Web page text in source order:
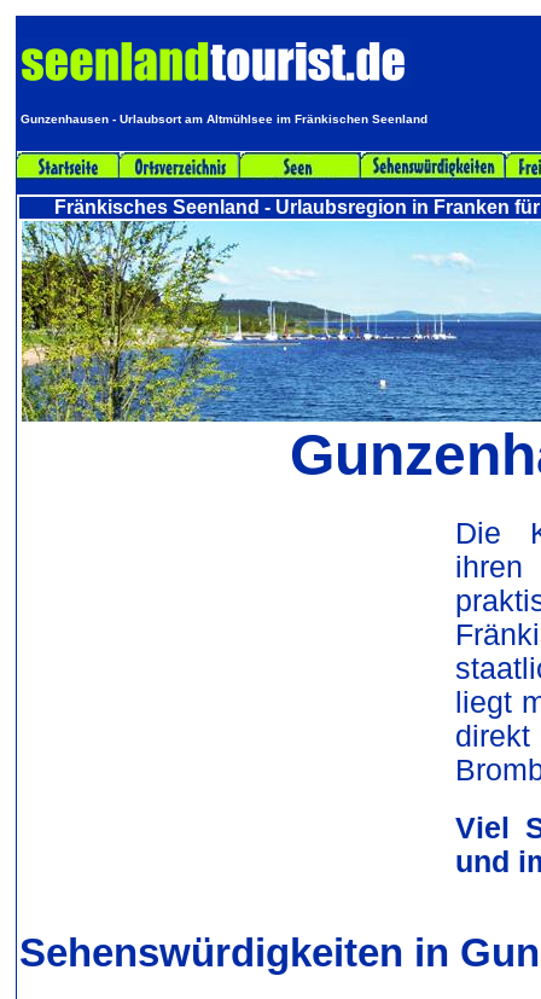
Gunzenhausen - Urlaubsort am Altmühlsee im Fränkischen Seenland
Fränkisches Seenland - Urlaubsregion in Franken
Die
liegt
direkt
Viel
und
Sehenswürdigkeiten in